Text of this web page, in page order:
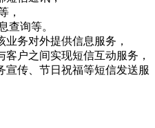
，
查询等。
务对外提供信息服务，
户之间实现短信互动服务，
宣传、节日祝福等短信发送服